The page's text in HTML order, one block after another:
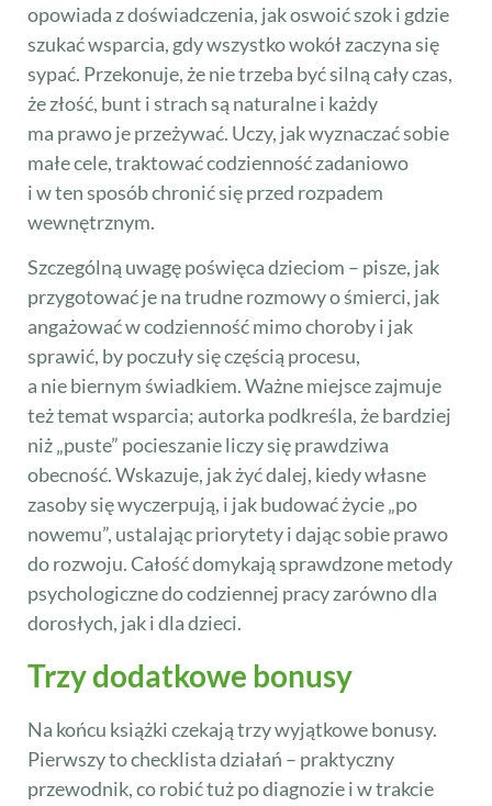
opowiada z doświadczenia, jak oswoić szok i gdzie
szukać wsparcia, gdy wszystko wokół zaczyna się
sypać. Przekonuje, że nie trzeba być silną cały czas,
że złość, bunt i strach są naturalne i każdy
ma prawo je przeżywać. Uczy, jak wyznaczać sobie
małe cele, traktować codzienność zadaniowo
i w ten sposób chronić się przed rozpadem
wewnętrznym.
Szczególną uwagę poświęca dzieciom – pisze, jak
przygotować je na trudne rozmowy o śmierci, jak
angażować w codzienność mimo choroby i jak
sprawić, by poczuły się częścią procesu,
a nie biernym świadkiem. Ważne miejsce zajmuje
też temat wsparcia; autorka podkreśla, że bardziej
niż „puste” pocieszanie liczy się prawdziwa
obecność. Wskazuje, jak żyć dalej, kiedy własne
zasoby się wyczerpują, i jak budować życie „po
nowemu”, ustalając priorytety i dając sobie prawo
do rozwoju. Całość domykają sprawdzone metody
psychologiczne do codziennej pracy zarówno dla
dorosłych, jak i dla dzieci.
Trzy dodatkowe bonusy
Na końcu książki czekają trzy wyjątkowe bonusy.
Pierwszy to checklista działań – praktyczny
przewodnik, co robić tuż po diagnozie i w trakcie